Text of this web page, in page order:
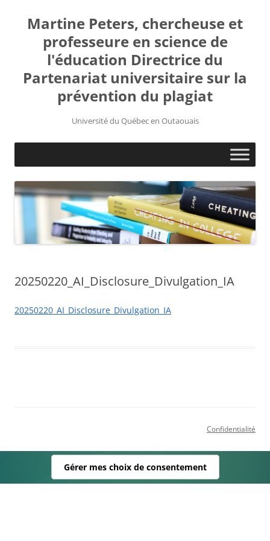
Martine Peters, chercheuse et
professeure en science de
l'éducation Directrice du
Partenariat universitaire sur la
prévention du plagiat
Université du Québec en Outaouais
Aller
20250220_AI_Disclosure_Divulgation_IA
20250220_AI_Disclosure_Divulgation_IA
Confidentialité
Gérer mes choix de consentement